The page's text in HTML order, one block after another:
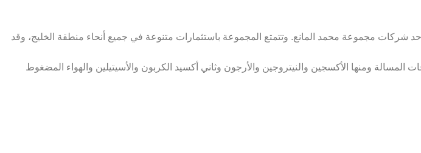
مصفح الصناعيه في أبو ظبي وهي أحد شركات مجموعة محمد المانع. وتتمتع المجموعة باستثمارات متنوعة في جميع أنحاء منطقة الخليج، وقد
ومنها الأكسجين والنيتروجين والأرجون وثاني أكسيد الكربون والأسيتيلين والهواء المضغوط